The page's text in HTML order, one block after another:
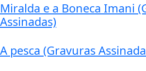
Miralda e a Boneca Imani
Assinadas)
A pesca (Gravuras